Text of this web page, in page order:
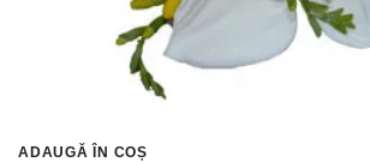
ADAUGĂ ÎN COȘ